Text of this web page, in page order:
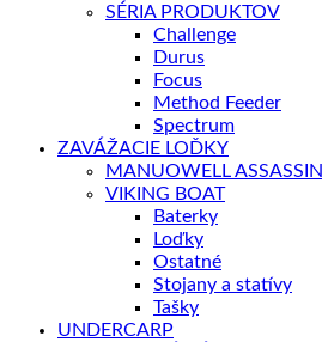
SÉRIA PRODUKTOV
Challenge
Durus
Focus
Method Feeder
Spectrum
ZAVÁŽACIE LOĎKY
MANUOWELL ASSASSIN
VIKING BOAT
Baterky
Loďky
Ostatné
Stojany a statívy
Tašky
UNDERCARP